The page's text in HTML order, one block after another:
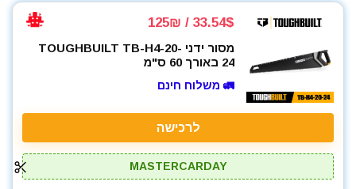
33.54$ / 125₪
מסור ידני TOUGHBUILT TB-H4-20-
24 באורך 60 ס"מ
🚛 משלוח חינם
לרכישה
MASTERCARDAY